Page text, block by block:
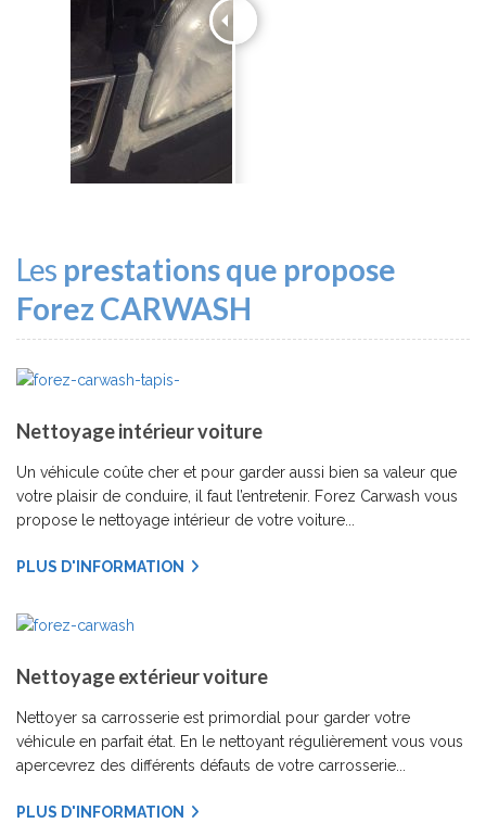
Les prestations que propose
Forez CARWASH
Nettoyage intérieur voiture
Un véhicule coûte cher et pour garder aussi bien sa valeur que
votre plaisir de conduire, il faut l’entretenir. Forez Carwash vous
propose le nettoyage intérieur de votre voiture...
PLUS D'INFORMATION
Nettoyage extérieur voiture
Nettoyer sa carrosserie est primordial pour garder votre
véhicule en parfait état. En le nettoyant régulièrement vous vous
apercevrez des différents défauts de votre carrosserie...
PLUS D'INFORMATION